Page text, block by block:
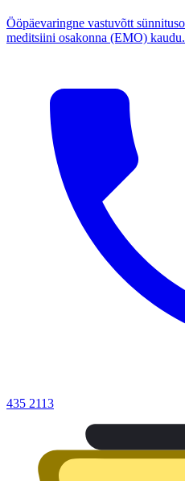
Ööpäevaringne vastuvõtt
meditsiini osakonna (EMO)
435 2113